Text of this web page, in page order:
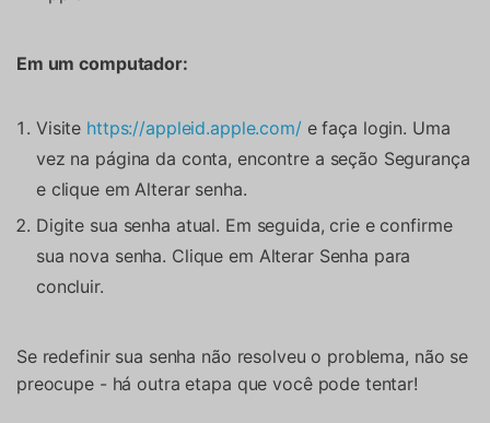
Em um computador:
Visite https://appleid.apple.com/e faça login. Uma
vez na página da conta, encontre a seção Segurança
e clique em Alterar senha.
Digite sua senha atual. Em seguida, crie e confirme
sua nova senha. Clique em Alterar Senha para
concluir.
Se redefinir sua senha não resolveu o problema, não se
preocupe - há outra etapa que você pode tentar!